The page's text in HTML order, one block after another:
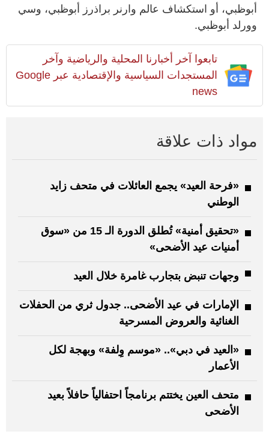
أبوظبي، أو استكشاف عالم وارنر براذرز أبوظبي، وسي
وورلد أبوظبي.
تابعوا آخر أخبارنا المحلية والرياضية وآخر
المستجدات السياسية والإقتصادية عبر Google
news
مواد ذات علاقة
«فرحة العيد» يجمع العائلات في متحف زايد
الوطني
«تحقيق أمنية» تُطلق الدورة الـ 15 من «سوق
أمنيات عيد الأضحى»
وجهات تنبض بتجارب غامرة خلال العيد
الإمارات في عيد الأضحى.. جدول ثري من الحفلات
الغنائية والعروض المسرحية
«العيد في دبي».. «موسم وِلفة» وبهجة لكل
الأعمار
متحف العين يختتم برنامجاً احتفالياً حافلاً بعيد
الأضحى